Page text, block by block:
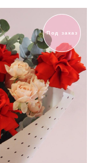
Под заказ